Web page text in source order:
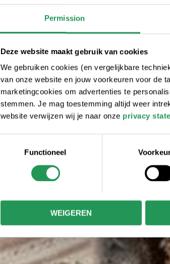
Permission
Deze website maakt gebruik van cookies
We gebruiken cookies (en vergelijkbare
van onze website en jouw voorkeuren voor de
marketingcookies om advertenties te
stemmen. Je mag toestemming altijd weer
website verwijzen wij je naar onze privacy
Functioneel
WEIGEREN